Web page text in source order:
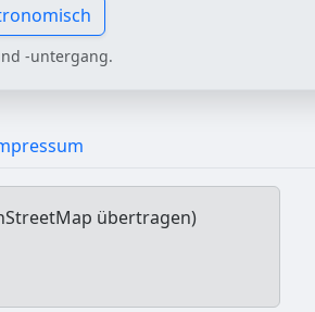
-untergang.
übertragen)